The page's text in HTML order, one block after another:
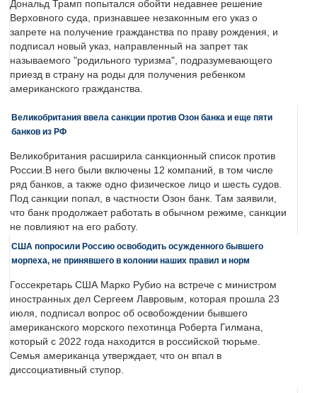
Дональд Трамп попытался обойти недавнее решение
Верховного суда, признавшее незаконным его указ о
запрете на получение гражданства по праву рождения, и
подписал новый указ, направленный на запрет так
называемого "родильного туризма", подразумевающего
приезд в страну на роды для получения ребенком
американского гражданства.
Великобритания ввела санкции против Озон банка и еще пяти
банков из РФ
Великобритания расширила санкционный список против
России.В него были включены 12 компаний, в том числе
ряд банков, а также одно физическое лицо и шесть судов.
Под санкции попал, в частности Озон банк. Там заявили,
что банк продолжает работать в обычном режиме, санкции
не повлияют на его работу.
США попросили Россию освободить осужденного бывшего
морпеха, не принявшего в колонии наших правил и норм
Госсекретарь США Марко Рубио на встрече с министром
иностранных дел Сергеем Лавровым, которая прошла 23
июля, подписал вопрос об освобождении бывшего
американского морского пехотинца Роберта Гилмана,
который с 2022 года находится в российской тюрьме.
Семья американца утверждает, что он впал в
диссоциативный ступор.